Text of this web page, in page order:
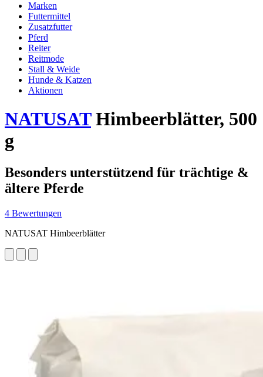
Marken
Futtermittel
Zusatzfutter
Pferd
Reiter
Reitmode
Stall & Weide
Hunde & Katzen
Aktionen
NATUSATHimbeerblätter, 500
g
Besonders unterstützend für trächtige &
ältere Pferde
4 Bewertungen
NATUSAT Himbeerblätter